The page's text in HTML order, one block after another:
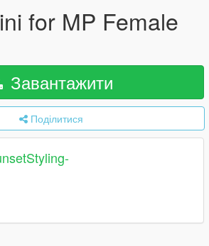
for MP Female
Завантажити
Поділитися